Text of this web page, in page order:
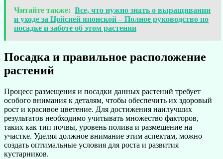
Читайте также: Все, что нужно знать о выращивании
и уходе за Цойсией японской – Полное руководство по
посадке и заботе об этом растении
Посадка и правильное расположение
растений
Процесс размещения и посадки данных растений требует
особого внимания к деталям, чтобы обеспечить их здоровый
рост и красивое цветение. Для достижения наилучших
результатов необходимо учитывать множество факторов,
таких как тип почвы, уровень полива и размещение на
участке. Уделяя должное внимание этим аспектам, можно
создать оптимальные условия для роста и развития
кустарников.